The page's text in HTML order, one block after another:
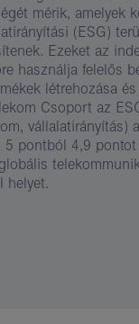
mérik, amelyek
(ESG)
Ezeket az
használja felelős
létrehozása
Csoport az
vállalatirányítás)
5 pontból 4,9
helyet.